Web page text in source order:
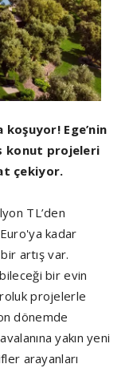
Ege’nin
konut projeleri
çekiyor.
TL’den
kadar
bir artış var.
bir evin
projelerle
dönemde
yakın yeni
arayanları